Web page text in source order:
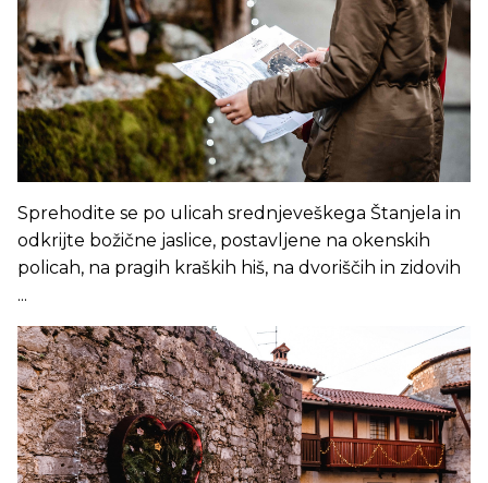
Sprehodite se po ulicah srednjeveškega Štanjela in
odkrijte božične jaslice, postavljene na okenskih
policah, na pragih kraških hiš, na dvoriščih in zidovih
...